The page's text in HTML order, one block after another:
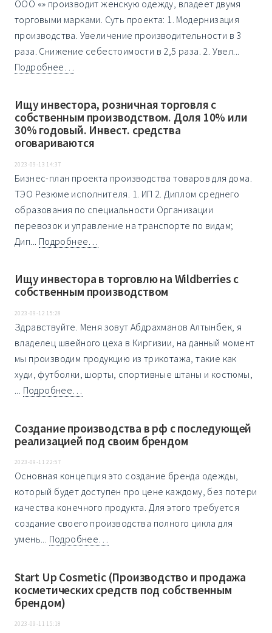
ООО «» производит женскую одежду, владеет двумя
торговыми марками. Суть проекта: 1. Модернизация
производства. Увеличение производительности в 3
раза. Снижение себестоимости в 2,5 раза. 2. Увел...
Подробнее…
Ищу инвестора, розничная торговля с
собственным производством. Доля 10% или
30% годовый. Инвест. средства
оговариваются
2023-09-13 14:37
Бизнес-план проекта производства товаров для дома.
ТЭО Резюме исполнителя. 1. ИП 2. Диплом среднего
образования по специальности Организации
перевозок и управление на транспорте по видам;
Дип... Подробнее…
Ищу инвестора в торговлю на Wildberries c
собственным производством
2023-09-12 15:28
Здравствуйте. Меня зовут Абдрахманов Алтынбек, я
владелец швейного цеха в Киргизии, на данный момент
мы производим продукцию из трикотажа, такие как
худи, футболки, шорты, спортивные штаны и костюмы,
... Подробнее…
Создание производства в рф с последующей
реализацией под своим брендом
2023-09-11 22:57
Основная концепция это создание бренда одежды,
который будет доступен про цене каждому, без потери
качества конечного продукта. Для этого требуется
создание своего производства полного цикла для
умень... Подробнее…
Start Up Cosmetic (Производство и продажа
косметических средств под собственным
брендом)
2023-09-11 15:18